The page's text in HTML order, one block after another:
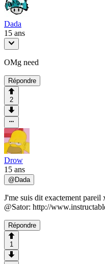
Dada
15 ans
OMg need
Répondre
2
Drow
15 ans
@Dada
J'me suis dit exactement pareil
@Sator: http://
Répondre
1